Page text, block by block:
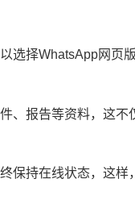
选择WhatsApp网页
、报告等资料，这不
保持在线状态，这样